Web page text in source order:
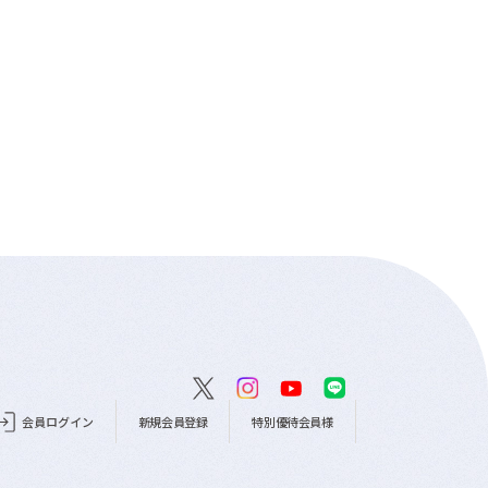
会員ログイン 新規会員登録 特別優待会員様